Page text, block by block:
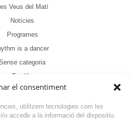
el consentiment
utilitzem tecnologies com les
o accedir a la informació del dispositiu.
Veus del Matí
Notícies
Programes
is a dancer
categoria
Tertúlia